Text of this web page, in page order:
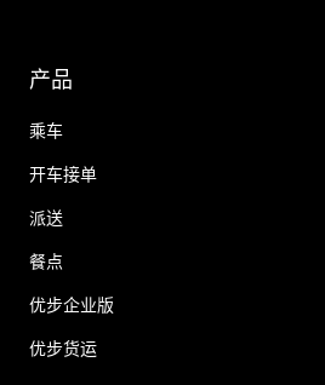
产品
乘车
开车接单
派送
餐点
优步企业版
优步货运